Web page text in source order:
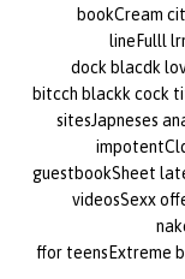
bookCream
lineFulll
dock blacdk
bitcch blackk cock
sitesJapneses
guestbookSheet
videosSexx
ffor teensExtreme